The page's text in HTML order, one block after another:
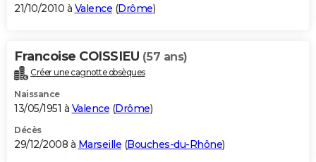
21/10/2010 à Valence (Drôme)
Francoise COISSIEU (57 ans)
Créer une cagnotte obsèques
Naissance
13/05/1951 à Valence (Drôme)
Décès
29/12/2008 à Marseille (Bouches-du-Rhône)